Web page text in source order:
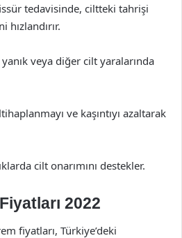
tedavisinde, ciltteki tahrişi
veya diğer cilt yaralarında
ve kaşıntıyı azaltarak
cilt onarımını destekler.
2022
fiyatları, Türkiye’deki